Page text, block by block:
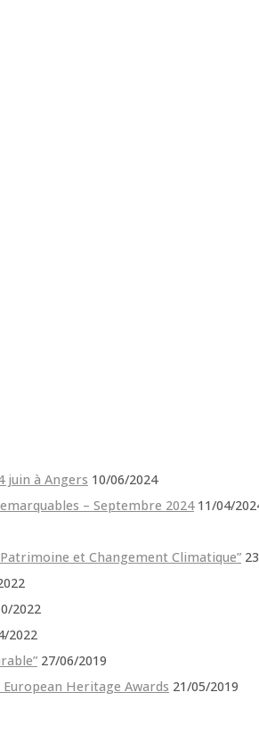
juin à Angers 10/06/2024
– Septembre 2024 11/04/
et Changement Climatique”
2022
2022
27/06/2019
Heritage Awards 21/05/2019